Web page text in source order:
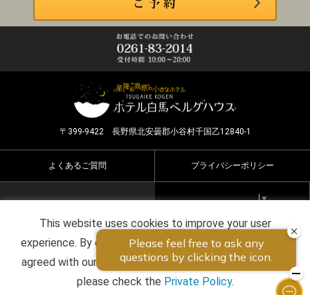
〒399-9422 長野県北安曇郡小谷村千国乙12840-1
よくあるご質問 プライバシーポリシー
Select Language ▼
Copyright ©2026 HOTEL HAKUBA BERGHAUS all rights
reserved.
This website uses cookies to improve your user
experience. By continuing to use this website, you have
agreed with our cookie consent. For futher information,
please check the Private Policy.